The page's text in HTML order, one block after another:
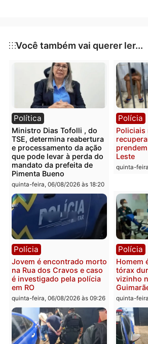
forças federais e estaduais
Publicidade
Categorias
Polícia
Você também vai querer
Política
Ministro Dias Tofolli , do
TSE, determina reabertura
e processamento da ação
que pode levar à perda do
mandato da prefeita de
Pimenta Bueno
quinta-feira, 06/08/2026 às 18:20